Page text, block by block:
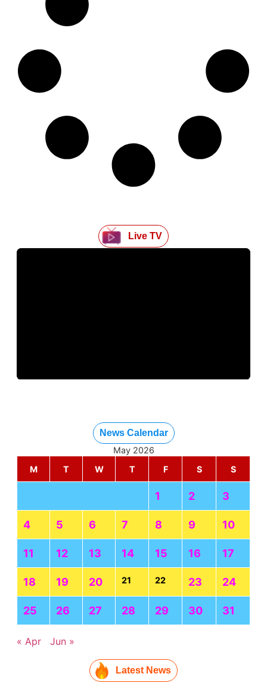
Live TV
News Calendar
May 2026
M
T W T F S S
1 2 3
4 5 6 7 8 9 10
11 12 13 14 15 16 17
18 19 20 21 22 23 24
25 26 27 28 29 30 31
« Apr Jun »
Latest News